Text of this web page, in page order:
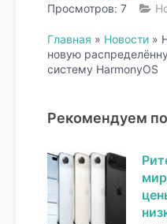
Просмотров: 7
Главная » Новости »
новую
систему HarmonyOS
Рекомендуем